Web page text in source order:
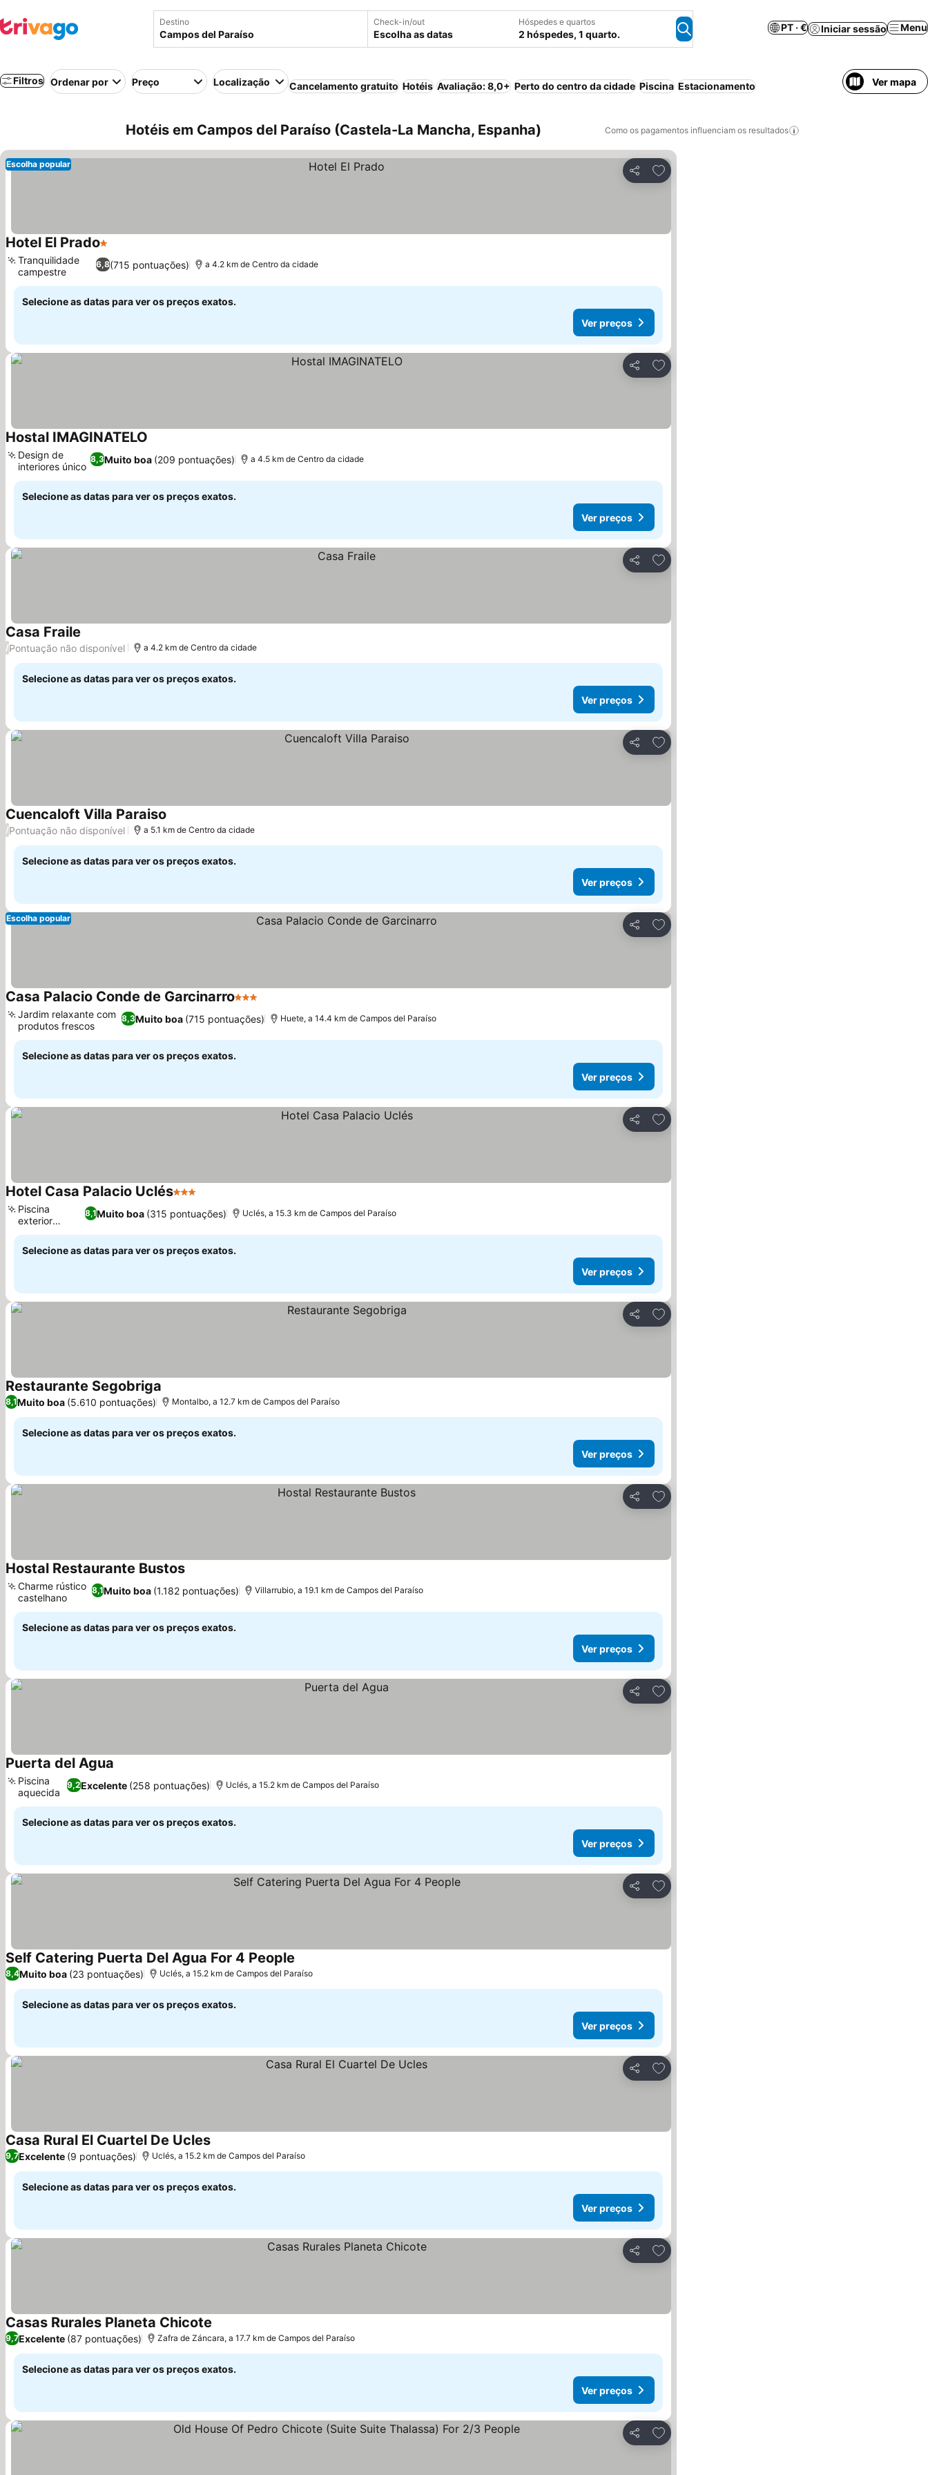
Destino Check-in/out
Escolha as datas
Hóspedes e quartos
2 hóspedes, 1 quarto.
PT · € Iniciar sessão Menu
Filtros Ordenar por Preço Localização Cancelamento gratuito Hotéis Avaliação: 8,0+ Perto do centro da cidade Piscina Estacionamento Ver mapa
Hotéis em Campos del Paraíso (Castela-La Mancha, Espanha) Como os pagamentos influenciam os resultados
Partilhar
Adicionar aos favoritos
Escolha popular
Hotel El Prado1 Estrelas
6,8(715 pontuações)
Tranquilidade
campestre
a 4.2 km de Centro da cidade
Selecione as datas para ver os preços exatos.
Ver preços
Partilhar
Adicionar aos favoritos
Hostal IMAGINATELO
8,3Muito boa (209 pontuações)
Design de
interiores único
a 4.5 km de Centro da cidade
Selecione as datas para ver os preços exatos.
Ver preços
Partilhar
Adicionar aos favoritos
Casa Fraile Ver preços
/Pontuação não disponível a 4.2 km de Centro da cidade
Selecione as datas para ver os preços exatos.
Ver preços
Partilhar
Adicionar aos favoritos
Cuencaloft Villa Paraiso
/Pontuação não disponível a 5.1 km de Centro da cidade
Selecione as datas para ver os preços exatos.
Ver preços
Partilhar
Adicionar aos favoritos
Escolha popular
Casa Palacio Conde de Garcinarro3 Estrelas
8,3Muito boa (715 pontuações)
Jardim relaxante com
produtos frescos
Huete, a 14.4 km de Campos del Paraíso
Selecione as datas para ver os preços exatos.
Ver preços
Partilhar
Adicionar aos favoritos
Hotel Casa Palacio Uclés3 Estrelas
8,1Muito boa (315 pontuações)
Piscina
exterior
sazonal
Uclés, a 15.3 km de Campos del Paraíso
Selecione as datas para ver os preços exatos.
Ver preços
Partilhar
Adicionar aos favoritos
Restaurante Segobriga Ver preços
8,1Muito boa (5.610 pontuações) Montalbo, a 12.7 km de Campos del Paraíso
Selecione as datas para ver os preços exatos.
Ver preços
Partilhar
Adicionar aos favoritos
Hostal Restaurante BustosVer preços
8,1Muito boa (1.182 pontuações)
Charme rústico
castelhano
Villarrubio, a 19.1 km de Campos del Paraíso
Selecione as datas para ver os preços exatos.
Ver preços
Partilhar
Adicionar aos favoritos
Puerta del Agua
9,2Excelente (258 pontuações)
Piscina
aquecida
Uclés, a 15.2 km de Campos del Paraíso
Selecione as datas para ver os preços exatos.
Ver preços
Partilhar
Adicionar aos favoritos
Self Catering Puerta Del Agua For 4 People
8,4Muito boa (23 pontuações) Uclés, a 15.2 km de Campos del Paraíso
Selecione as datas para ver os preços exatos.
Ver preços
Partilhar
Adicionar aos favoritos
Casa Rural El Cuartel De UclesVer preços
9,7Excelente (9 pontuações) Uclés, a 15.2 km de Campos del Paraíso
Selecione as datas para ver os preços exatos.
Ver preços
Partilhar
Adicionar aos favoritos
Casas Rurales Planeta Chicote
9,7Excelente (87 pontuações) Zafra de Záncara, a 17.7 km de Campos del Paraíso
Selecione as datas para ver os preços exatos.
Ver preços
Partilhar
Adicionar aos favoritos